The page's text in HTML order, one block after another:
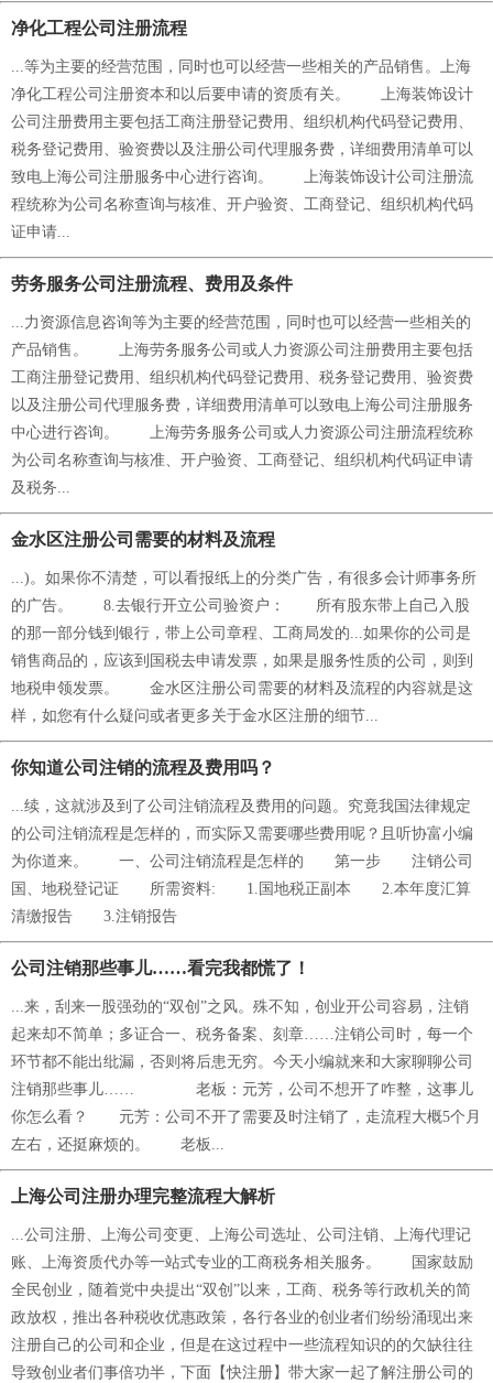
净化工程公司注册流程
...等为主要的经营范围，同时也可以经营一些相关的产品销售。上海
净化工程公司注册资本和以后要申请的资质有关。 上海装饰设计
公司注册费用主要包括工商注册登记费用、组织机构代码登记费用、
税务登记费用、验资费以及注册公司代理服务费，详细费用清单可以
致电上海公司注册服务中心进行咨询。 上海装饰设计公司注册流
程统称为公司名称查询与核准、开户验资、工商登记、组织机构代码
证申请...
劳务服务公司注册流程、费用及条件
...力资源信息咨询等为主要的经营范围，同时也可以经营一些相关的
产品销售。 上海劳务服务公司或人力资源公司注册费用主要包括
工商注册登记费用、组织机构代码登记费用、税务登记费用、验资费
以及注册公司代理服务费，详细费用清单可以致电上海公司注册服务
中心进行咨询。 上海劳务服务公司或人力资源公司注册流程统称
为公司名称查询与核准、开户验资、工商登记、组织机构代码证申请
及税务...
金水区注册公司需要的材料及流程
...)。如果你不清楚，可以看报纸上的分类广告，有很多会计师事务所
的广告。 8.去银行开立公司验资户： 所有股东带上自己入股
的那一部分钱到银行，带上公司章程、工商局发的...如果你的公司是
销售商品的，应该到国税去申请发票，如果是服务性质的公司，则到
地税申领发票。 金水区注册公司需要的材料及流程的内容就是这
样，如您有什么疑问或者更多关于金水区注册的细节...
你知道公司注销的流程及费用吗？
...续，这就涉及到了公司注销流程及费用的问题。究竟我国法律规定
的公司注销流程是怎样的，而实际又需要哪些费用呢？且听协富小编
为你道来。 一、公司注销流程是怎样的 第一步 注销公司
国、地税登记证 所需资料: 1.国地税正副本 2.本年度汇算
清缴报告 3.注销报告
公司注销那些事儿……看完我都慌了！
...来，刮来一股强劲的“双创”之风。殊不知，创业开公司容易，注销
起来却不简单；多证合一、税务备案、刻章……注销公司时，每一个
环节都不能出纰漏，否则将后患无穷。今天小编就来和大家聊聊公司
注销那些事儿…… 老板：元芳，公司不想开了咋整，这事儿
你怎么看？ 元芳：公司不开了需要及时注销了，走流程大概5个月
左右，还挺麻烦的。 老板...
上海公司注册办理完整流程大解析
...公司注册、上海公司变更、上海公司选址、公司注销、上海代理记
账、上海资质代办等一站式专业的工商税务相关服务。 国家鼓励
全民创业，随着党中央提出“双创”以来，工商、税务等行政机关的简
政放权，推出各种税收优惠政策，各行各业的创业者们纷纷涌现出来
注册自己的公司和企业，但是在这过程中一些流程知识的的欠缺往往
导致创业者们事倍功半，下面【快注册】带大家一起了解注册公司的